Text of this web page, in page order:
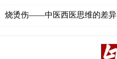
烧烫伤——中医西医思维的差异